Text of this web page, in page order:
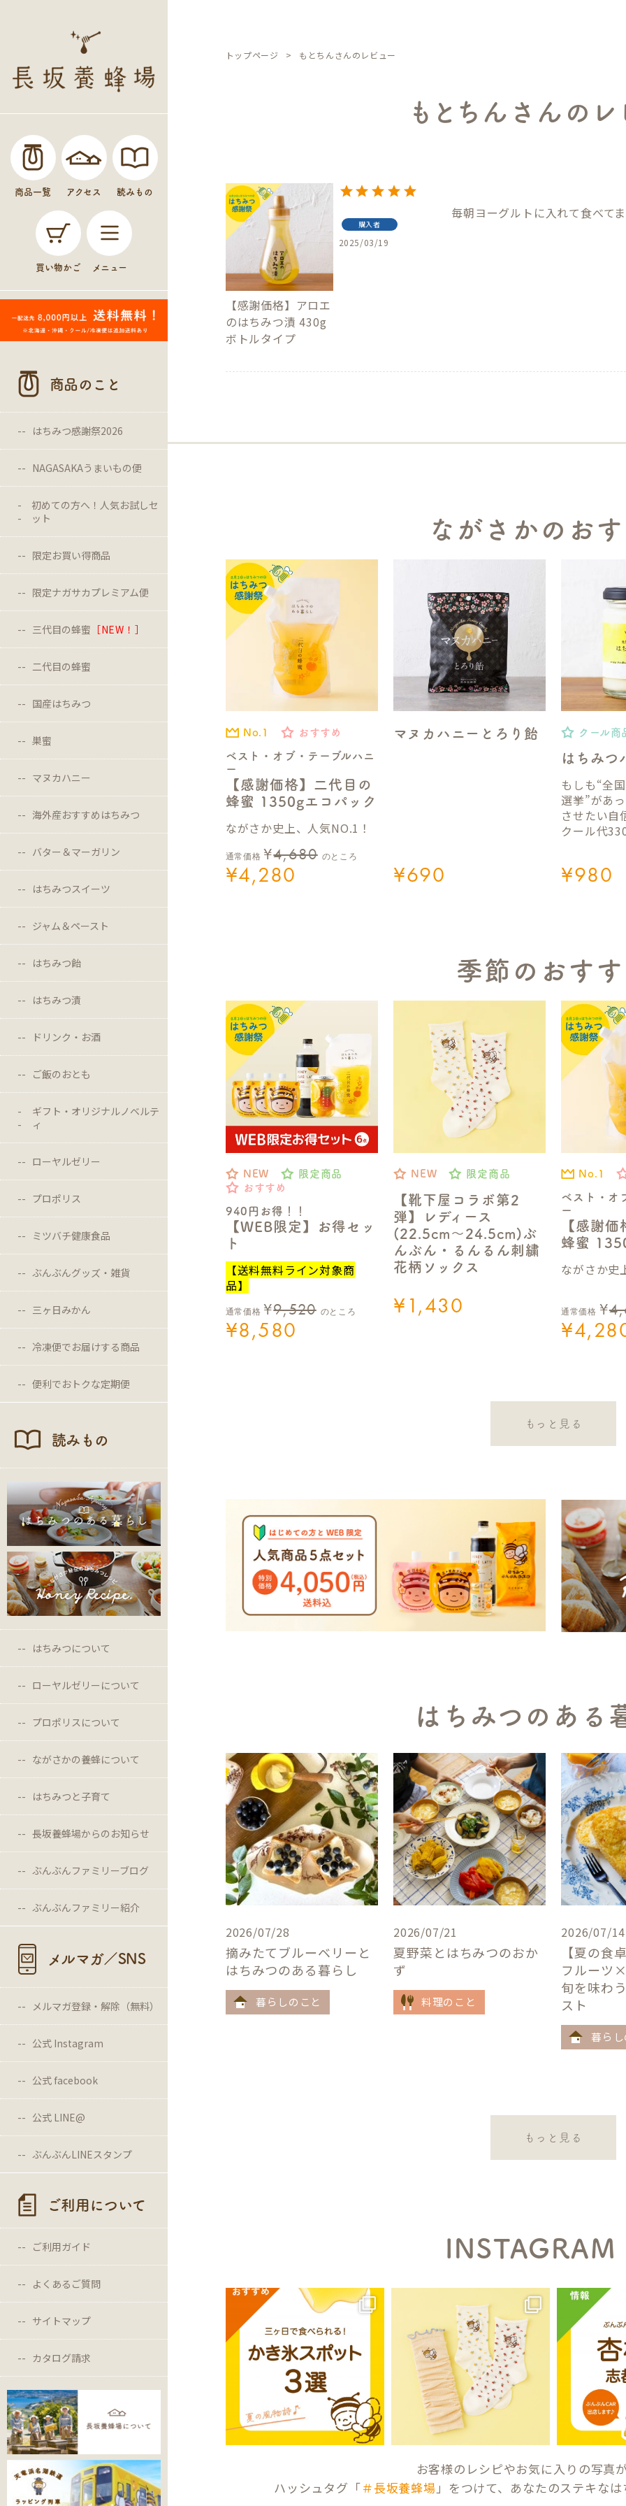
商品一覧 アクセス 読みもの
買い物かご メニュー
商品のこと
はちみつ感謝祭2026
NAGASAKAうまいもの便
初めての方へ！人気お試しセ
ット
限定お買い得商品
限定ナガサカプレミアム便
三代目の蜂蜜 ［NEW！］
二代目の蜂蜜
国産はちみつ
巣蜜
マヌカハニー
海外産おすすめはちみつ
バター＆マーガリン
はちみつスイーツ
ジャム＆ペースト
はちみつ飴
はちみつ漬
ドリンク・お酒
ご飯のおとも
ギフト・オリジナルノベルテ
ィ
ローヤルゼリー
プロポリス
ミツバチ健康食品
ぶんぶんグッズ・雑貨
三ヶ日みかん
冷凍便でお届けする商品
便利でおトクな定期便
読みもの
はちみつについて
ローヤルゼリーについて
プロポリスについて
ながさかの養蜂について
はちみつと子育て
長坂養蜂場からのお知らせ
ぶんぶんファミリーブログ
ぶんぶんファミリー紹介
メルマガ／SNS
メルマガ登録・解除（無料）
公式 Instagram
公式 facebook
公式 LINE@
ぶんぶんLINEスタンプ
ご利用について
ご利用ガイド
よくあるご質問
サイトマップ
カタログ請求
トップページ もとちんさんのレビュー
もとちんさんのレ
【感謝価格】アロエ
のはちみつ漬 430g
ボトルタイプ
購入者
2025/03/19
毎朝ヨーグルトに入れて食べて
ながさかのお
No.1 おすすめ
ベスト・オブ・テーブルハニ
ー
【感謝価格】二代目の
蜂蜜 1350gエコパック
ながさか史上、人気NO.1！
通常価格 ¥4,680 のところ
¥4,280
マヌカハニーとろり飴
¥690
クール商
はちみつ
もしも“全
選挙”があ
させたい自
クール代
¥980
季節のおす
NEW
限定商品
おすすめ
940円お得！！
【WEB限定】お得セッ
ト
【送料無料ライン対象商
品】
通常価格 ¥9,520 のところ
¥8,580
NEW 限定商品
【靴下屋コラボ第2
弾】レディース
(22.5cm～24.5cm)ぶ
んぶん・るんるん刺繍
花柄ソックス
¥1,430
No.1
ベスト・オ
ー
【感謝
蜂蜜
ながさか史
通常価格 ¥
¥
もっと見る
はちみつのある
2026/07/28
摘みたてブルーベリーと
はちみつのある暮らし
暮らしのこと
2026/07/21
夏野菜とはちみつのおか
ず
料理のこと
2026/07/14
【夏の食
フルーツ
旬を味わ
スト
暮ら
もっと見る
INSTAGRAM
お客様のレシピやお気に入りの写真
ハッシュタグ「＃長坂養蜂場 」をつけて、あなたのステキな